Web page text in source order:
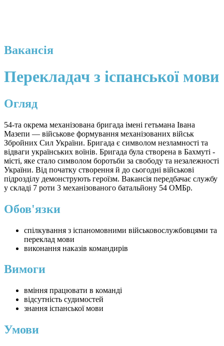
Вакансія
Перекладач з іспанської мови
Огляд
54-та окрема механізована бригада імені гетьмана Івана
Мазепи — військове формування механізованих військ
Збройних Сил України. Бригада є символом незламності та
відваги українських воїнів. Бригада була створена в Бахмуті -
місті, яке стало символом боротьби за свободу та незалежності
України. Від початку створення й до сьогодні військові
підрозділу демонструють героїзм. Вакансія передбачає службу
у складі 7 роти 3 механізованого батальйону 54 ОМБр.
Обов'язки
спілкування з іспаномовними військовослужбовцями та
переклад мови
виконання наказів командирів
Вимоги
вміння працювати в команді
відсутність судимостей
знання іспанської мови
Умови